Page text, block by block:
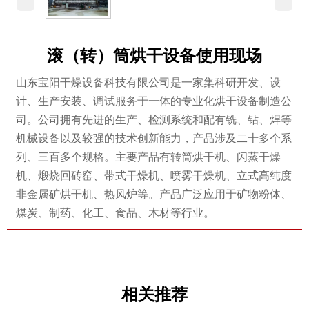
滚（转）筒烘干设备使用现场
山东宝阳干燥设备科技有限公司是一家集科研开发、设
计、生产安装、调试服务于一体的专业化烘干设备制造公
司。公司拥有先进的生产、检测系统和配有铣、钻、焊等
机械设备以及较强的技术创新能力，产品涉及二十多个系
列、三百多个规格。主要产品有转筒烘干机、闪蒸干燥
机、煅烧回砖窑、带式干燥机、喷雾干燥机、立式高纯度
非金属矿烘干机、热风炉等。产品广泛应用于矿物粉体、
煤炭、制药、化工、食品、木材等行业。
相关推荐